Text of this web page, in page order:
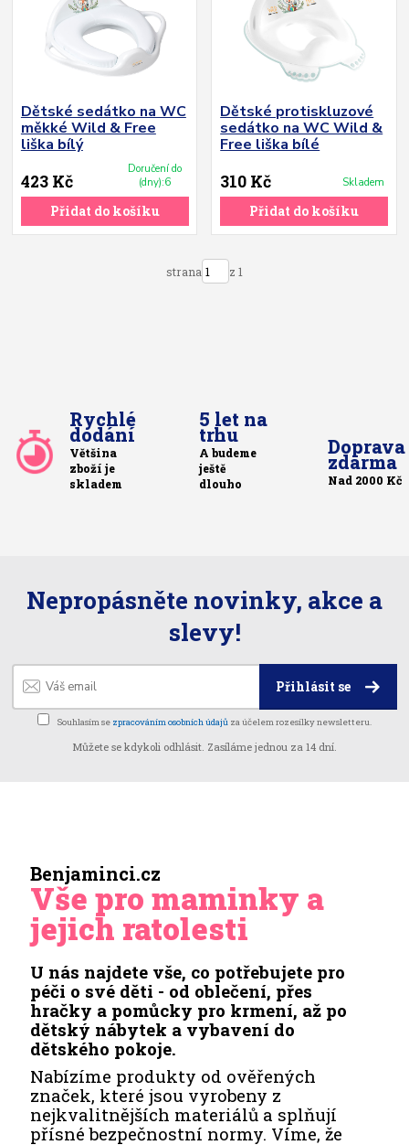
Dětské sedátko na WC
měkké Wild & Free
liška bílý
423 Kč
Doručení do
(dny):6
Přidat do košíku
Dětské protiskluzové
sedátko na WC Wild &
Free liška bílé
310 Kč Skladem
Přidat do košíku
strana z 1
Rychlé
dodání
Většina
zboží je
skladem
5 let na
trhu
A budeme
ještě
dlouho
Doprava
zdarma
Nad 2000 Kč
Nepropásněte novinky, akce a
slevy!
Přihlásit se
Souhlasím se zpracováním osobních údajů za účelem rozesílky newsletteru.
Můžete se kdykoli odhlásit. Zasíláme jednou za 14 dní.
Benjaminci.cz
Vše pro maminky a
jejich ratolesti
U nás najdete vše, co potřebujete pro
péči o své děti - od oblečení, přes
hračky a pomůcky pro krmení, až po
dětský nábytek a vybavení do
dětského pokoje.
Nabízíme produkty od ověřených
značek, které jsou vyrobeny z
nejkvalitnějších materiálů a splňují
přísné bezpečnostní normy. Víme, že